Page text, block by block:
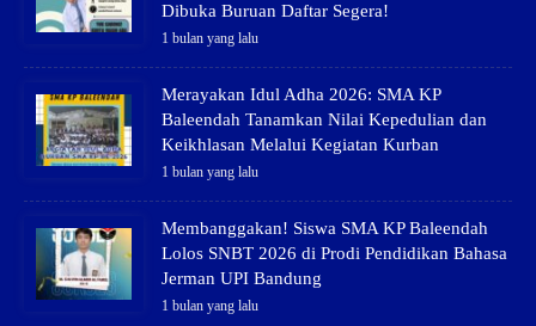
Dibuka Buruan Daftar Segera!
1 bulan yang lalu
Merayakan Idul Adha 2026: SMA KP
Baleendah Tanamkan Nilai Kepedulian dan
Keikhlasan Melalui Kegiatan Kurban
1 bulan yang lalu
Membanggakan! Siswa SMA KP Baleendah
Lolos SNBT 2026 di Prodi Pendidikan Bahasa
Jerman UPI Bandung
1 bulan yang lalu